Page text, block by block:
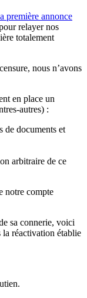
première annonce
relayer nos
totalement
nous n’avons
en place un
autres) :
de documents et
arbitraire de ce
notre compte
sa connerie, voici
réactivation établie